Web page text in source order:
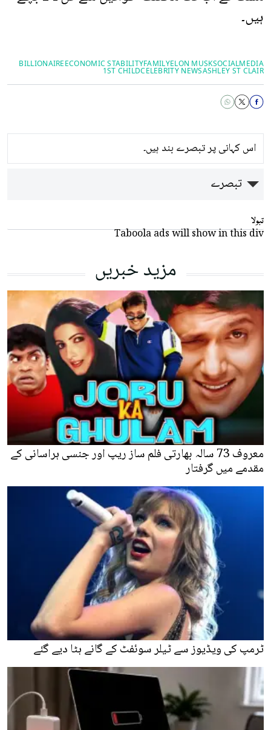
ہیں۔
SOCIALMEDIA
ELON MUSK
FAMILY
ECONOMIC STABILITY
BILLIONAIRE
ASHLEY ST CLAIR
CELEBRITY NEWS
1ST CHILD
اس کہانی پر تبصرے بند ہیں۔
تبصرے
تبولا
Taboola ads will show in this div
مزید خبریں
معروف 73 سالہ بھارتی فلم ساز ریپ اور جنسی ہراسانی کے
مقدمے میں گرفتار
ٹرمپ کی ویڈیوز سے ٹیلر سوئفٹ کے گانے ہٹا دیے گئے